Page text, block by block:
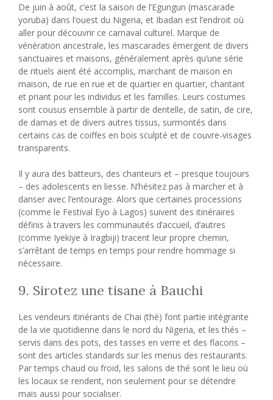
De juin à août, c’est la saison de l’Egungun (mascarade
yoruba) dans l’ouest du Nigeria, et Ibadan est l’endroit où
aller pour découvrir ce carnaval culturel. Marque de
vénération ancestrale, les mascarades émergent de divers
sanctuaires et maisons, généralement après qu’une série
de rituels aient été accomplis, marchant de maison en
maison, de rue en rue et de quartier en quartier, chantant
et priant pour les individus et les familles. Leurs costumes
sont cousus ensemble à partir de dentelle, de satin, de cire,
de damas et de divers autres tissus, surmontés dans
certains cas de coiffes en bois sculpté et de couvre-visages
transparents.
Il y aura des batteurs, des chanteurs et – presque toujours
– des adolescents en liesse. N’hésitez pas à marcher et à
danser avec l’entourage. Alors que certaines processions
(comme le Festival Eyo à Lagos) suivent des itinéraires
définis à travers les communautés d’accueil, d’autres
(comme Iyekiye à Iragbiji) tracent leur propre chemin,
s’arrêtant de temps en temps pour rendre hommage si
nécessaire.
9. Sirotez une tisane à Bauchi
Les vendeurs itinérants de Chai (thé) font partie intégrante
de la vie quotidienne dans le nord du Nigeria, et les thés –
servis dans des pots, des tasses en verre et des flacons –
sont des articles standards sur les menus des restaurants.
Par temps chaud ou froid, les salons de thé sont le lieu où
les locaux se rendent, non seulement pour se détendre
mais aussi pour socialiser.